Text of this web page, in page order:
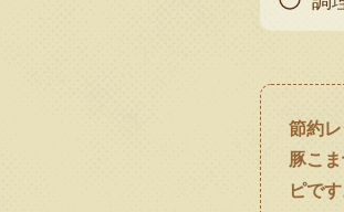
節約
豚こ
ピで